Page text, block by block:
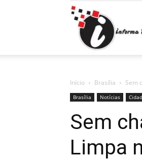
Início Brasília Sem
Brasília Notícias
Sem
Limpa